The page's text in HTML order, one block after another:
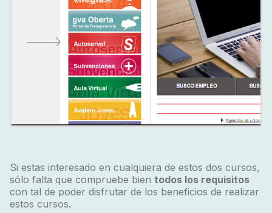
Si estas interesado en cualquiera de estos dos cursos,
sólo falta que compruebe bien todos los requisitos
con tal de poder disfrutar de los beneficios de realizar
estos cursos.